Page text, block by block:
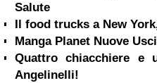
Salute
Il food trucks a New
Manga Planet Nuove
Quattro chiacchiere e
Angelinelli!